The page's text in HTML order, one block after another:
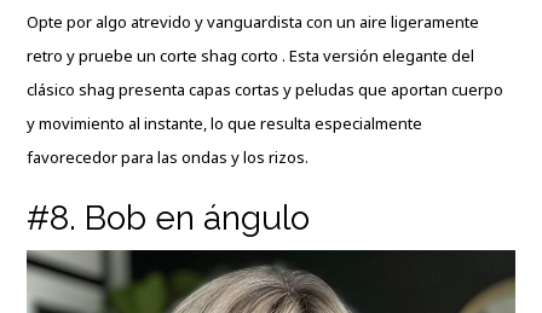
Opte por algo atrevido y vanguardista con un aire ligeramente
retro y pruebe un corte shag corto . Esta versión elegante del
clásico shag presenta capas cortas y peludas que aportan cuerpo
y movimiento al instante, lo que resulta especialmente
favorecedor para las ondas y los rizos.
#8. Bob en ángulo